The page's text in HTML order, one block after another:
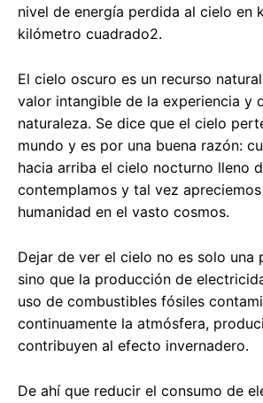
nivel de energía perdida al cielo en
kilómetro cuadrado2.
El cielo oscuro es un recurso
valor intangible de la experiencia y
naturaleza. Se dice que el cielo
mundo y es por una buena razón:
hacia arriba el cielo nocturno lleno
contemplamos y tal vez
humanidad en el vasto cosmos.
Dejar de ver el cielo no es solo una
sino que la producción de
uso de combustibles fósiles
continuamente la atmósfera,
contribuyen al efecto invernadero.
De ahí que reducir el consumo de